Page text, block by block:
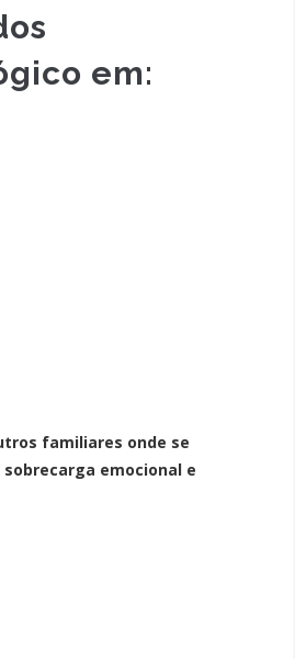
em:
familiares onde se
emocional e